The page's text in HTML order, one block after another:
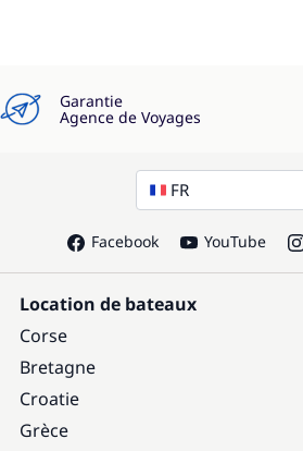
Garantie
Agence de Voyages
FR
Facebook YouTube
Location de bateaux
Corse
Bretagne
Croatie
Grèce